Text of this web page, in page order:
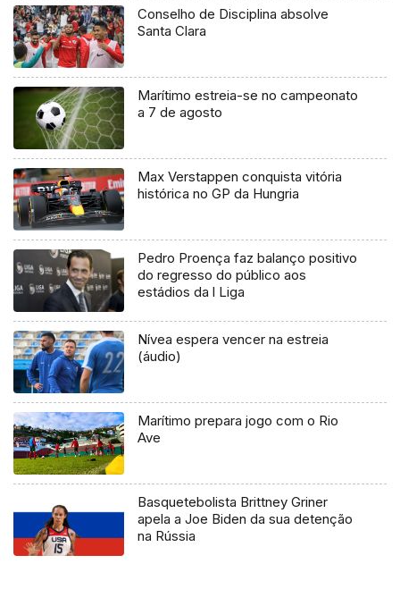
Conselho de Disciplina absolve
Santa Clara
Marítimo estreia-se no campeonato
a 7 de agosto
Max Verstappen conquista vitória
histórica no GP da Hungria
Pedro Proença faz balanço positivo
do regresso do público aos
estádios da l Liga
Nívea espera vencer na estreia
(áudio)
Marítimo prepara jogo com o Rio
Ave
Basquetebolista Brittney Griner
apela a Joe Biden da sua detenção
na Rússia